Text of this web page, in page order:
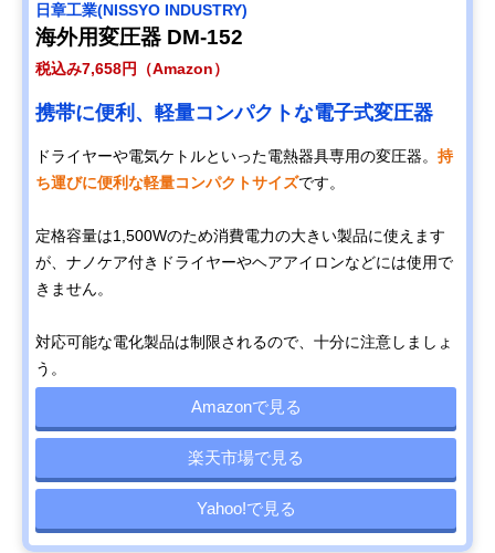
日章工業(NISSYO INDUSTRY)
海外用変圧器 DM-152
税込み7,658円（Amazon）
携帯に便利、軽量コンパクトな電子式変圧器
ドライヤーや電気ケトルといった電熱器具専用の変圧器。 持
ち運びに便利な軽量コンパクトサイズです。
定格容量は1,500Wのため消費電力の大きい製品に使えます
が、ナノケア付きドライヤーやヘアアイロンなどには使用で
きません。
対応可能な電化製品は制限されるので、十分に注意しましょ
う。
Amazonで見る
楽天市場で見る
Yahoo!で見る